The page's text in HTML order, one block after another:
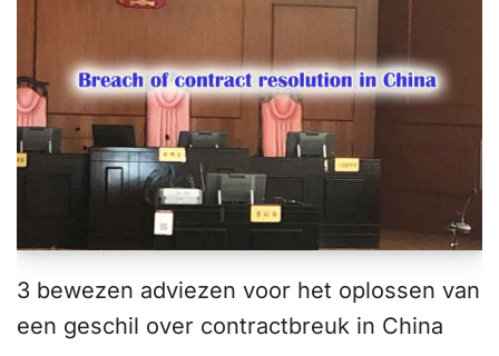
3 bewezen adviezen voor het oplossen van
een geschil over contractbreuk in China